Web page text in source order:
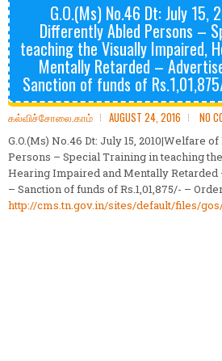
G.O.(Ms) No.46 Dt: July 15,
Differently Abled Persons –
teaching the Visually Impaired,
Mentally Retarded –
Sanction of funds of
கல்விச்சோலை.காம் AUGUST 24, 2016 NO
G.O.(Ms) No.46 Dt: July 15, 2010|Welfare
Persons – Special Training in teaching
Hearing Impaired and Mentally
– Sanction of funds of Rs.1,01,875/- –
http://cms.tn.gov.in/sites/default/files/